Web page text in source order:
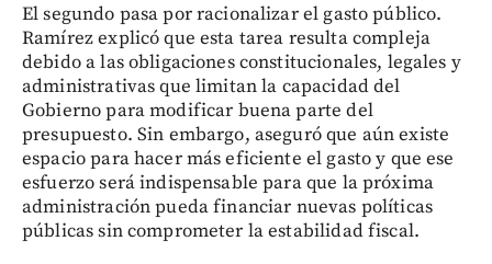
El segundo pasa por racionalizar el gasto público.
Ramírez explicó que esta tarea resulta compleja
debido a las obligaciones constitucionales, legales y
administrativas que limitan la capacidad del
Gobierno para modificar buena parte del
presupuesto. Sin embargo, aseguró que aún existe
espacio para hacer más eficiente el gasto y que ese
esfuerzo será indispensable para que la próxima
administración pueda financiar nuevas políticas
públicas sin comprometer la estabilidad fiscal.